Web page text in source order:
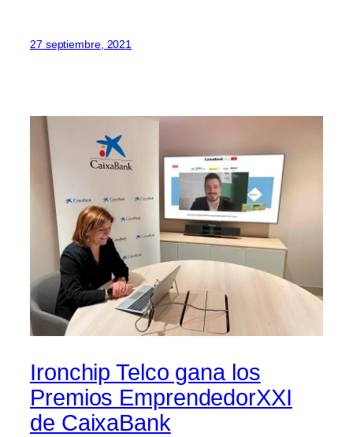
27 septiembre, 2021
Ironchip Telco gana los
Premios EmprendedorXXI
de CaixaBank